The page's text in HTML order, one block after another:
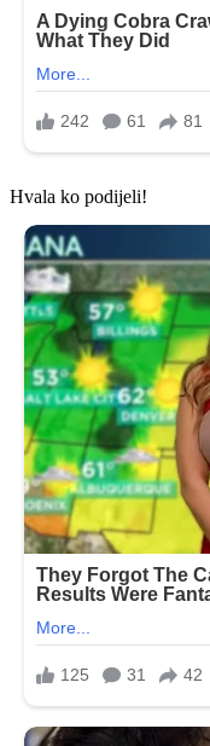
Hvala ko podijeli!